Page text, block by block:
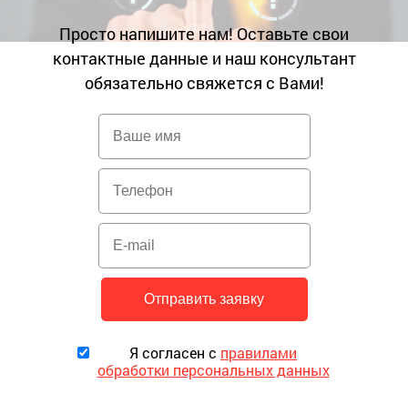
Просто напишите нам! Оставьте свои
контактные данные и наш консультант
обязательно свяжется с Вами!
Я согласен с правилами
обработки персональных данных